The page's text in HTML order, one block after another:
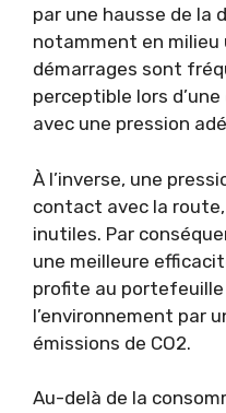
par une hausse de la
notamment en milieu
démarrages sont
perceptible lors
avec une pression
À l’inverse, une
contact avec la
inutiles. Par
une meilleure
profite au
l’environnement par
émissions de CO2.
Au-delà de la